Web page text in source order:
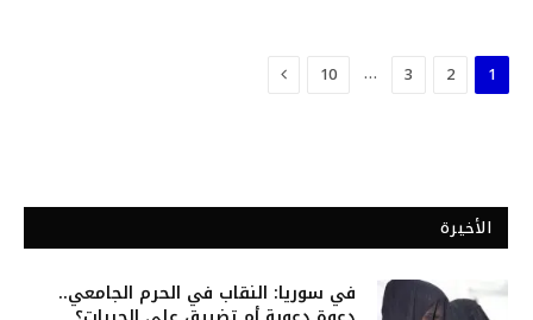
1
2
3
…
10 التالي
الأخيرة
في سوريا: النقاب في الحرم الجامعي..